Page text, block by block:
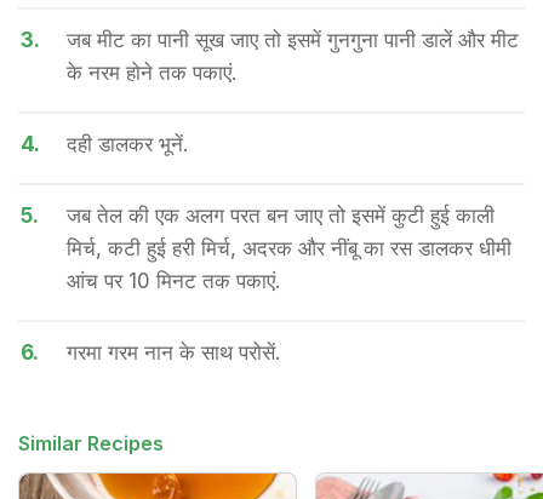
3.
जब मीट का पानी सूख जाए तो इसमें गुनगुना पानी डालें और मीट
के नरम होने तक पकाएं.
4. दही डालकर भूनें.
5.
जब तेल की एक अलग परत बन जाए तो इसमें कुटी हुई काली
मिर्च, कटी हुई हरी मिर्च, अदरक और नींबू का रस डालकर धीमी
आंच पर 10 मिनट तक पकाएं.
6. गरमा गरम नान के साथ परोसें.
Similar Recipes